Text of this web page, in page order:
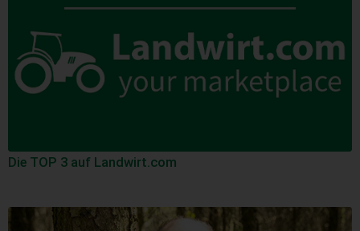
Die TOP 3 auf Landwirt.com